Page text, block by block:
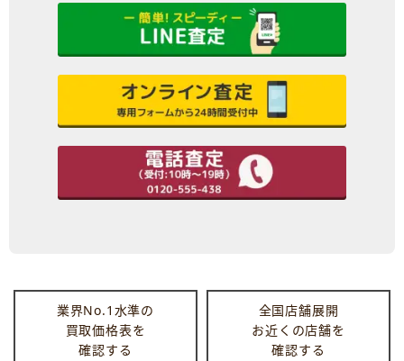
業界No.1水準の
買取価格表を
確認する
全国店舗展開
お近くの店舗を
確認する